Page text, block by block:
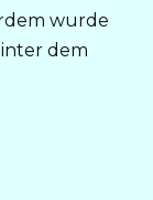
wurde
dem